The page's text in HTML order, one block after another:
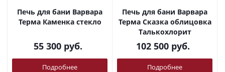
Печь для бани Варвара
Терма Каменка стекло
55 300 руб.
Подробнее
Печь для бани Варвара
Терма Сказка облицовка
Талькохлорит
102 500 руб.
Подробнее